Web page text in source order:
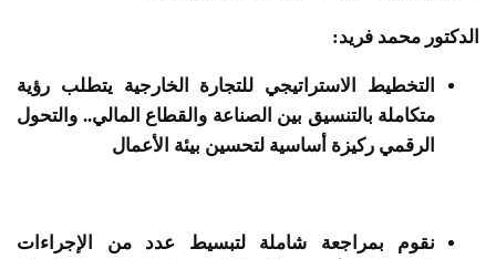
الدكتور محمد فريد:
التخطيط الاستراتيجي للتجارة الخارجية يتطلب رؤية
متكاملة بالتنسيق بين الصناعة والقطاع المالي.. والتحول
الرقمي ركيزة أساسية لتحسين بيئة الأعمال
نقوم بمراجعة شاملة لتبسيط عدد من الإجراءات